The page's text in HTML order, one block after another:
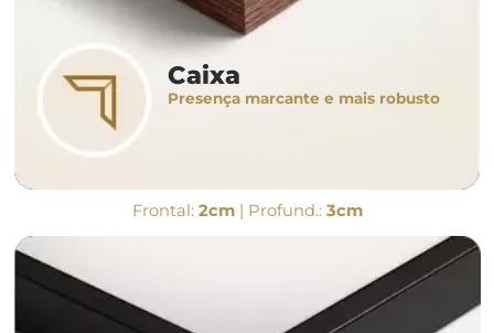
Caixa
Presença marcante e mais robusto
Frontal: 2cm| Profund.: 3cm